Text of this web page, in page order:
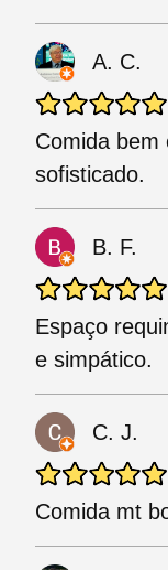
A. C.
Comida bem
sofisticado.
B. F.
Espaço
e simpático.
C. J.
Comida mt